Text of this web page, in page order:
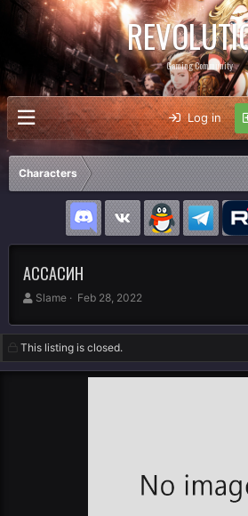
Gaming Community
Log in
Characters
АССАСИН
A
t
h
o
Slame
C
e
a
t
Feb 28, 2022
This listing is closed.